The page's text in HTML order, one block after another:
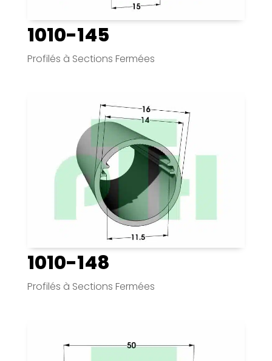
1010-145
Profilés à Sections Fermées
1010-148
Profilés à Sections Fermées